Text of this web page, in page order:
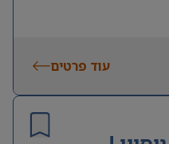
עוד פרטים